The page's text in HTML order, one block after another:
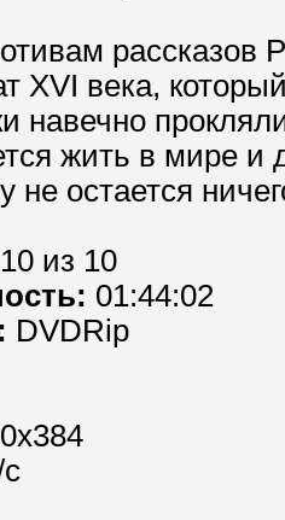
рассказов
XVI века,
навечно
жить в мире и
остается
10 из 10
01:44:02
DVDRip